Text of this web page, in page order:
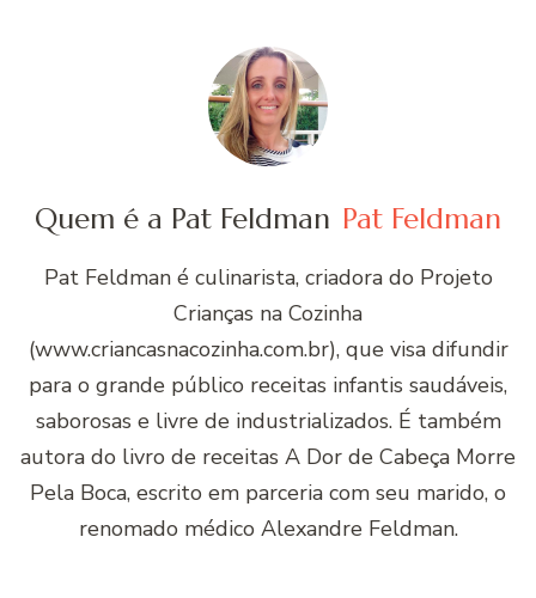
Quem é a Pat Feldman Pat Feldman
Pat Feldman é culinarista, criadora do Projeto
Crianças na Cozinha
(www.criancasnacozinha.com.br), que visa difundir
para o grande público receitas infantis saudáveis,
saborosas e livre de industrializados. É também
autora do livro de receitas A Dor de Cabeça Morre
Pela Boca, escrito em parceria com seu marido, o
renomado médico Alexandre Feldman.